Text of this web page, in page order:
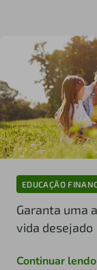
EDUCAÇÃO
Garanta uma
vida desejado
Continuar lendo